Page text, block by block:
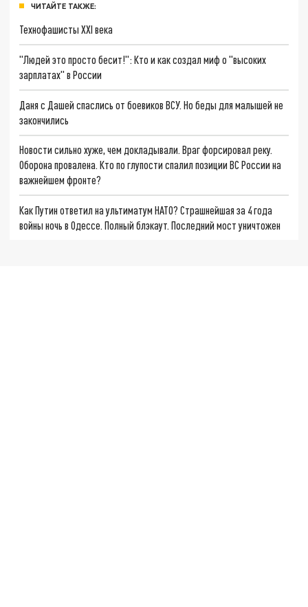
ЧИТАЙТЕ ТАКЖЕ:
Технофашисты XXI века
"Людей это просто бесит!": Кто и как создал миф о "высоких
зарплатах" в России
Даня с Дашей спаслись от боевиков ВСУ. Но беды для малышей не
закончились
Новости сильно хуже, чем докладывали. Враг форсировал реку.
Оборона провалена. Кто по глупости спалил позиции ВС России на
важнейшем фронте?
Как Путин ответил на ультиматум НАТО? Страшнейшая за 4 года
войны ночь в Одессе. Полный блэкаут. Последний мост уничтожен